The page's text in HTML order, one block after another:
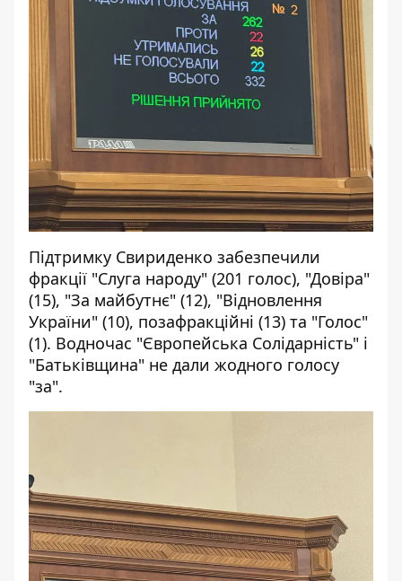
Підтримку Свириденко забезпечили
фракції "Слуга народу" (201 голос), "Довіра"
(15), "За майбутнє" (12), "Відновлення
України" (10), позафракційні (13) та "Голос"
(1). Водночас "Європейська Солідарність" і
"Батьківщина" не дали жодного голосу
"за".